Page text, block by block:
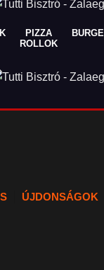
PIZZA
ROLLOK
ÚJDONSÁGOK